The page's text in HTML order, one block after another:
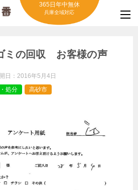
365日年中無休
兵庫全域対応
ミの回収 お客様の声
日： 2016年5月4日
処分 高砂市